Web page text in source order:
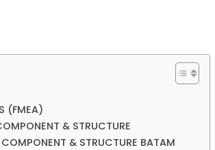
(FMEA)
& STRUCTURE
& STRUCTURE BATAM